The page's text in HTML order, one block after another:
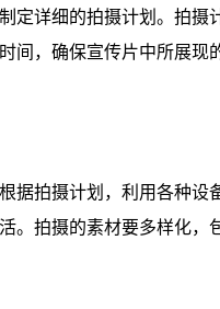
定详细的拍摄计划。拍
间，确保宣传片中所展
据拍摄计划，利用各种
。拍摄的素材要多样化，